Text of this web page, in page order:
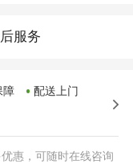
服务
障
配送上门
惠，可随时在线咨询